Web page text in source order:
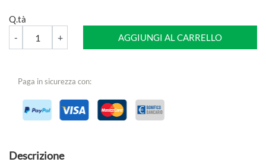
Q.tà
AGGIUNGI AL CARRELLO
Paga in sicurezza con:
Descrizione